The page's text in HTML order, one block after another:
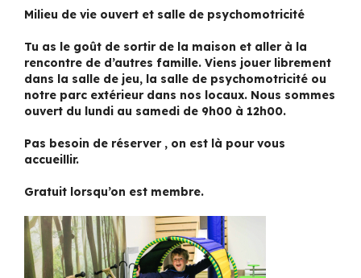
Milieu de vie ouvert et salle de psychomotricité
Tu as le goût de sortir de la maison et aller à la
rencontre de d’autres famille. Viens jouer librement
dans la salle de jeu, la salle de psychomotricité ou
notre parc extérieur dans nos locaux. Nous sommes
ouvert du lundi au samedi de 9h00 à 12h00.
Pas besoin de réserver , on est là pour vous
accueillir.
Gratuit lorsqu’on est membre.